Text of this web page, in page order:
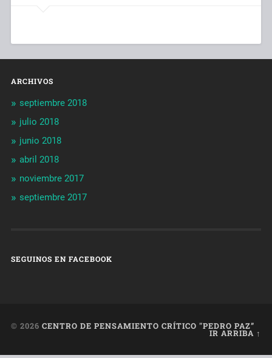
ARCHIVOS
septiembre 2018
julio 2018
junio 2018
abril 2018
noviembre 2017
septiembre 2017
SEGUINOS EN FACEBOOK
© 2026 CENTRO DE PENSAMIENTO CRÍTICO "PEDRO PAZ”
IR ARRIBA ↑